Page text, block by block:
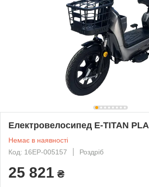
Електровелосипед E-TITAN
Немає в наявності
Код: 16EP-005157
Роздріб
25 821 ₴